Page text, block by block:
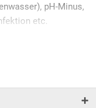
pH-Minus,
etc.
Kategorie finden
bzw. -flüssigkeiten